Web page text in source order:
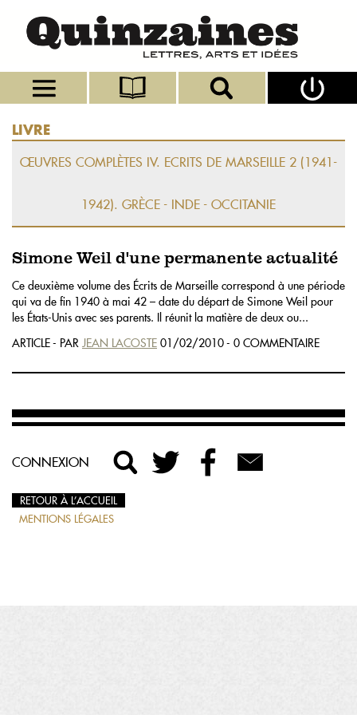
LIVRE
ŒUVRES COMPLÈTES IV. ECRITS DE MARSEILLE 2 (1941-
1942). GRÈCE - INDE - OCCITANIE
Simone Weil d'une permanente actualité
Ce deuxième volume des Écrits de Marseille correspond à une période
qui va de fin 1940 à mai 42 – date du départ de Simone Weil pour
les États-Unis avec ses parents. Il réunit la matière de deux ou...
ARTICLE - PAR JEAN LACOSTE 01/02/2010 - 0 COMMENTAIRE
CONNEXION
RETOUR À L’ACCUEIL
MENTIONS LÉGALES